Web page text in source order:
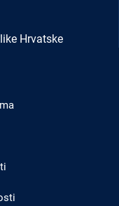
Hrvatske